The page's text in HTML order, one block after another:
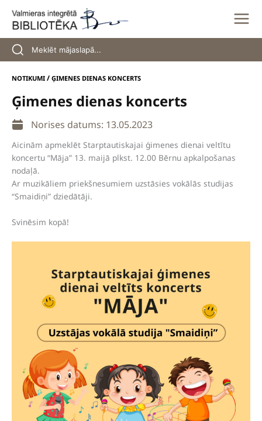
content
NOTIKUMI / ĢIMENES DIENAS KONCERTS
Ģimenes dienas koncerts
Norises datums: 13.05.2023
Aicinām apmeklēt Starptautiskajai ģimenes dienai veltītu
koncertu “Māja” 13. maijā plkst. 12.00 Bērnu apkalpošanas
nodaļā.
Ar muzikāliem priekšnesumiem uzstāsies vokālās studijas
“Smaidiņi” dziedātāji.
Svinēsim kopā!